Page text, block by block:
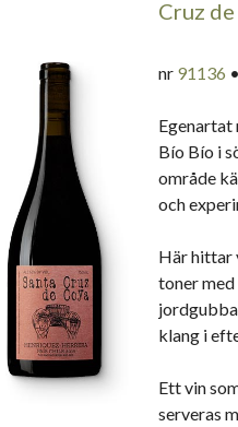
Cruz
nr 91136
Egenartat
Bío Bío i
område
och
Här hittar
toner med
klang i
Ett vin
serveras